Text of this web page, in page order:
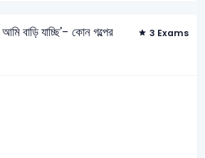
বাড়ি যাচ্ছি'- কোন গল্পের
3 Exams